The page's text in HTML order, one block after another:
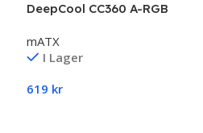
DeepCool CC360 A-RGB
mATX
I Lager
619 kr